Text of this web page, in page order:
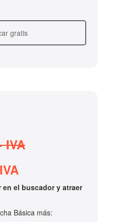
gratis
IVA
en el buscador y atraer
Básica más: